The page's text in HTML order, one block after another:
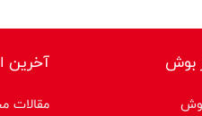
بوش آخرین
مقالات